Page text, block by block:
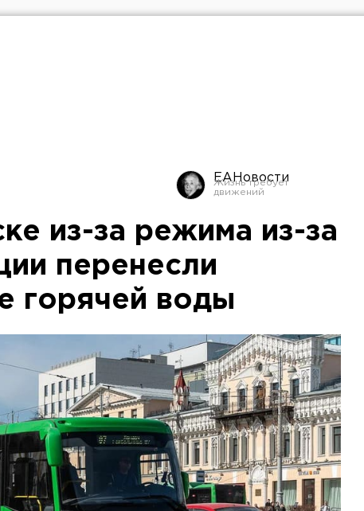
ЕАНовости
из-за режима из-за
перенесли
горячей воды